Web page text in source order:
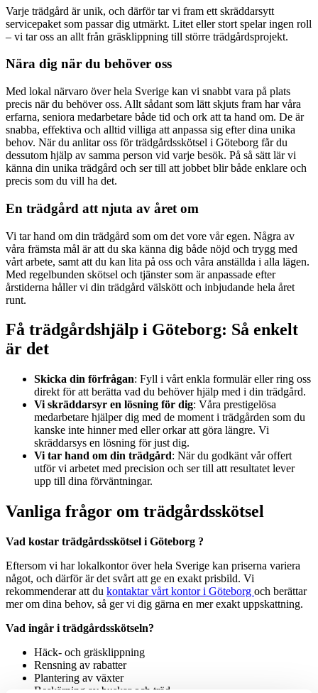
Varje trädgård är unik, och därför tar vi fram ett skräddarsytt
servicepaket som passar dig utmärkt. Litet eller stort spelar ingen roll
– vi tar oss an allt från gräsklippning till större trädgårdsprojekt.
Nära dig när du behöver oss
Med lokal närvaro över hela Sverige kan vi snabbt vara på plats
precis när du behöver oss. Allt sådant som lätt skjuts fram har våra
erfarna, seniora medarbetare både tid och ork att ta hand om. De är
snabba, effektiva och alltid villiga att anpassa sig efter dina unika
behov. När du anlitar oss för trädgårdsskötsel i Göteborg får du
dessutom hjälp av samma person vid varje besök. På så sätt lär vi
känna din unika trädgård och ser till att jobbet blir både enklare och
precis som du vill ha det.
En trädgård att njuta av året om
Vi tar hand om din trädgård som om det vore vår egen. Några av
våra främsta mål är att du ska känna dig både nöjd och trygg med
vårt arbete, samt att du kan lita på oss och våra anställda i alla lägen.
Med regelbunden skötsel och tjänster som är anpassade efter
årstiderna håller vi din trädgård välskött och inbjudande hela året
runt.
Få trädgårdshjälp i Göteborg: Så enkelt
är det
Skicka din förfrågan: Fyll i vårt enkla formulär eller ring oss
direkt för att berätta vad du behöver hjälp med i din trädgård.
Vi skräddarsyr en lösning för dig: Våra prestigelösa
medarbetare hjälper dig med de moment i trädgården som du
kanske inte hinner med eller orkar att göra längre. Vi
skräddarsys en lösning för just dig.
Vi tar hand om din trädgård: När du godkänt vår offert
utför vi arbetet med precision och ser till att resultatet lever
upp till dina förväntningar.
Vanliga frågor om trädgårdsskötsel
Vad kostar trädgårdsskötsel i Göteborg ?
Eftersom vi har lokalkontor över hela Sverige kan priserna variera
något, och därför är det svårt att ge en exakt prisbild. Vi
rekommenderar att du kontaktar vårt kontor i Göteborg och berättar
mer om dina behov, så ger vi dig gärna en mer exakt uppskattning.
Vad ingår i trädgårdsskötseln?
Häck- och gräsklippning
Rensning av rabatter
Plantering av växter